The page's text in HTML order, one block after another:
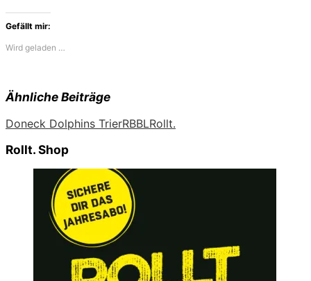
Gefällt mir:
Wird geladen …
Ähnliche Beiträge
Doneck Dolphins TrierRBBLRollt.
Rollt. Shop